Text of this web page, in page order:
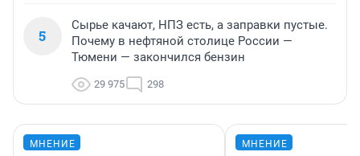
5
Сырье качают, НПЗ есть, а заправки пустые.
Почему в нефтяной столице России —
Тюмени — закончился бензин
29 975 298
МНЕНИЕ МНЕНИЕ